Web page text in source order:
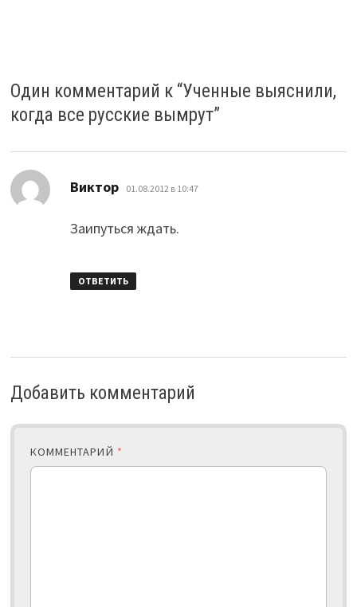
Один комментарий к “Ученные выяснили,
когда все русские вымрут”
Виктор: 01.08.2012 в 10:47
Заипуться ждать.
ОТВЕТИТЬ
Добавить комментарий
КОММЕНТАРИЙ *